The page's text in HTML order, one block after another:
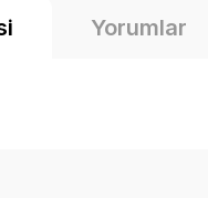
Yorumlar